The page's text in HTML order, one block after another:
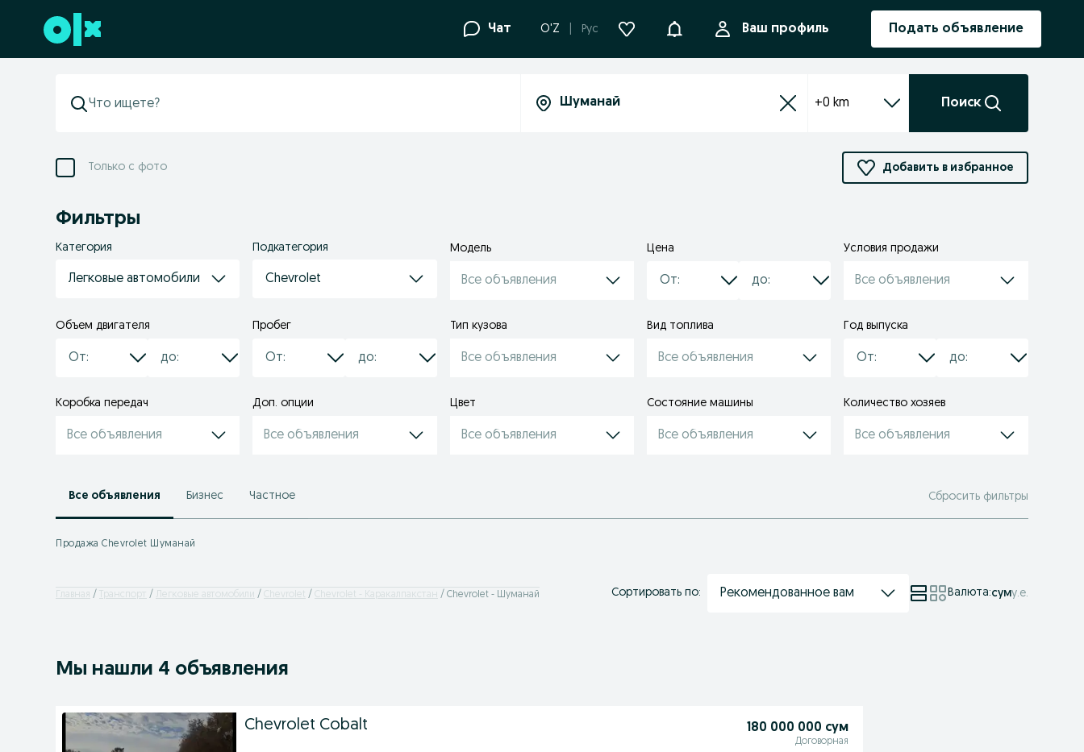
Перейти к нижнему колонтитулу Чат O'Z Рус УведомленияВаш профиль Подать объявление
+0 km Поиск
Только с фото Добавить в избранное
Фильтры
Категория
Легковые автомобили
Подкатегория
Chevrolet
Модель
Все объявления
Цена Условия продажи
Все объявления
Объем двигателя Пробег Тип кузова
Все объявления
Вид топлива
Все объявления
Год выпуска
Коробка передач
Все объявления
Доп. опции
Все объявления
Цвет
Все объявления
Состояние машины
Все объявления
Количество хозяев
Все объявления
Все объявления Бизнес Частное Сбросить фильтры
Продажа Chevrolet Шуманай
Главная Транспорт Легковые автомобили Chevrolet Chevrolet - Каракалпакстан Chevrolet - Шуманай Сортировать по: Рекомендованное вам Валюта:суму.е.
Мы нашли 4 объявления
Chevrolet Cobalt 180 000 000 сум
Договорная